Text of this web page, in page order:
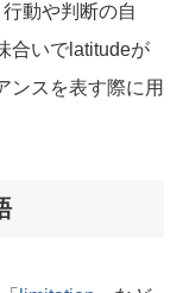
動や判断の自
合いでlatitudeが
ンスを表す際に用